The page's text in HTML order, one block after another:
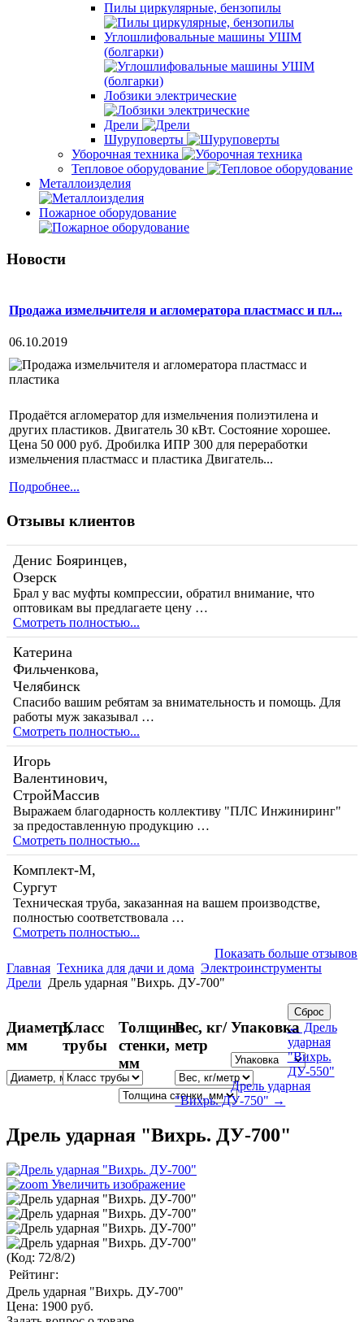
Пилы циркулярные, бензопилы
Углошлифовальные машины УШМ
(болгарки)
Лобзики электрические
Дрели
Шуруповерты
Уборочная техника
Тепловое оборудование
Металлоизделия
Пожарное оборудование
Новости
Продажа измельчителя и агломератора пластмасс и пл...
06.10.2019
Продаётся агломератор для измельчения полиэтилена и
других пластиков. Двигатель 30 кВт. Состояние хорошее.
Цена 50 000 руб. Дробилка ИПР 300 для переработки
измельчения пластмасс и пластика Двигатель...
Подробнее...
Отзывы клиентов
Денис Бояринцев,
Озерск
Брал у вас муфты компрессии, обратил внимание, что
оптовикам вы предлагаете цену …
Смотреть полностью...
Катерина
Фильченкова,
Челябинск
Спасибо вашим ребятам за внимательность и помощь. Для
работы муж заказывал …
Смотреть полностью...
Игорь
Валентинович,
СтройМассив
Выражаем благодарность коллективу "ПЛС Инжиниринг"
за предоставленную продукцию …
Смотреть полностью...
Комплект-М,
Сургут
Техническая труба, заказанная на вашем производстве,
полностью соответствовала …
Смотреть полностью...
Показать больше отзывов
Главная Техника для дачи и дома Электроинструменты
Дрели Дрель ударная "Вихрь. ДУ-700"
Диаметр,
мм
Класс
трубы
Толщина
стенки,
мм
Вес, кг/
метр
Упаковка← Дрель
ударная
"Вихрь.
ДУ-550"
Дрель ударная
"Вихрь. ДУ-750" →
Дрель ударная "Вихрь. ДУ-700"
Увеличить изображение
(Код: 72/8/2)
Рейтинг:
Дрель ударная "Вихрь. ДУ-700"
Цена: 1900 руб.